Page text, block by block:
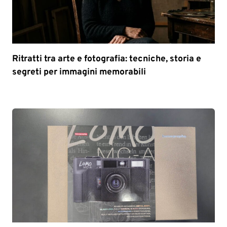
Ritratti tra arte e fotografia: tecniche, storia e
segreti per immagini memorabili